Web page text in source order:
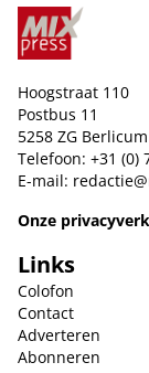
Hoogstraat 110
Postbus 11
5258 ZG Berlicum
Telefoon: +31 (0)
E-mail:
Onze
Links
Colofon
Contact
Adverteren
Abonneren